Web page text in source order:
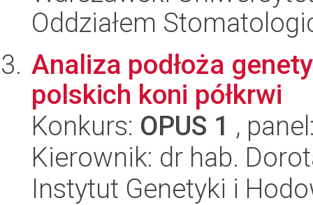
Oddziałem
Analiza podłoża
polskich koni półkrwi
Konkurs: OPUS 1 ,
Kierownik: dr hab.
Instytut Genetyki i